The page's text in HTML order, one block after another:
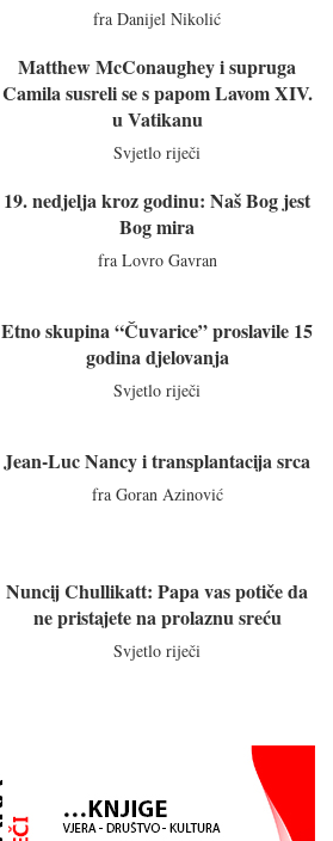
fra Danijel Nikolić
Matthew McConaughey i supruga
Camila susreli se s papom Lavom XIV.
u Vatikanu
Svjetlo riječi
19. nedjelja kroz godinu: Naš Bog jest
Bog mira
fra Lovro Gavran
Etno skupina “Čuvarice” proslavile 15
godina djelovanja
Svjetlo riječi
Jean-Luc Nancy i transplantacija srca
fra Goran Azinović
Nuncij Chullikatt: Papa vas potiče da
ne pristajete na prolaznu sreću
Svjetlo riječi